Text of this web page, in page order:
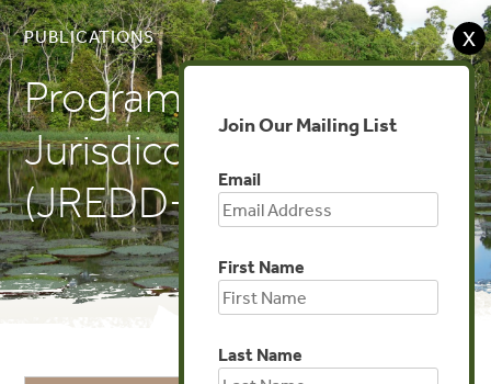
PUBLICATIONS
Programas REDD+
Jurisdiccionales
(JREDD+)
X
Join Our Mailing List
Email
First Name
Last Name